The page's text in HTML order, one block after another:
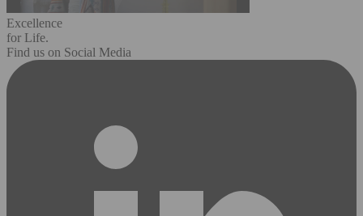
Excellence
for Life.
Find us on Social Media